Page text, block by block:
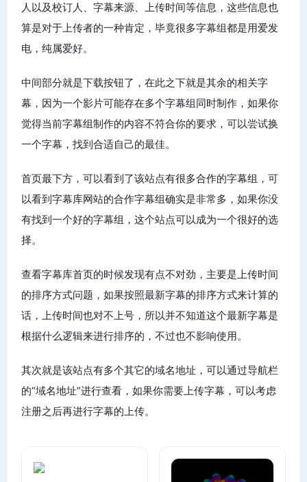
人以及校订人、字幕来源、上传时间等信息，这些信息也
算是对于上传者的一种肯定，毕竟很多字幕组都是用爱发
电，纯属爱好。
中间部分就是下载按钮了，在此之下就是其余的相关字
幕，因为一个影片可能存在多个字幕组同时制作，如果你
觉得当前字幕组制作的内容不符合你的要求，可以尝试换
一个字幕，找到合适自己的最佳。
首页最下方，可以看到了该站点有很多合作的字幕组，可
以看到字幕库网站的合作字幕组确实是非常多，如果你没
有找到一个好的字幕组，这个站点可以成为一个很好的选
择。
查看字幕库首页的时候发现有点不对劲，主要是上传时间
的排序方式问题，如果按照最新字幕的排序方式来计算的
话，上传时间也对不上号，所以并不知道这个最新字幕是
根据什么逻辑来进行排序的，不过也不影响使用。
其次就是该站点有多个其它的域名地址，可以通过导航栏
的“域名地址”进行查看，如果你需要上传字幕，可以考虑
注册之后再进行字幕的上传。